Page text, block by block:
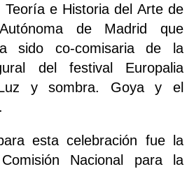
Teoría e Historia del Arte de
de Madrid que
sido co-comisaria de la
del festival Europalia
y sombra. Goya y el
esta celebración fue la
Nacional para la